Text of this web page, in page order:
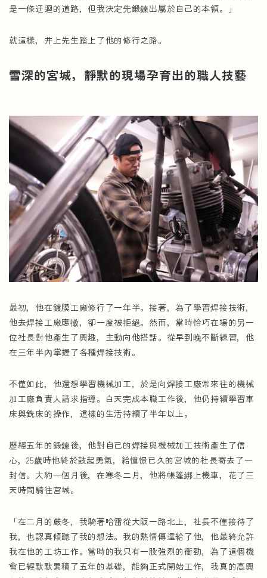
是一條迂迴的道路，但我決定先鍛鍊出屬於自己的本領。」
就這樣，井上先生踏上了他的修行之路。
雪深的宮城，靜默的現場孕育出的職人技藝
最初，他在鍍膜工廠修行了一年半。接著，為了學習焊接技術，
他去焊接工廠應徵，卻一度被拒絕。然而，當時恰巧在場的另一
位社長對他產生了興趣，主動向他搭話。從早到晚不斷練習，他
在三年半內掌握了各種焊接技術。
不僅如此，他還想學習機械加工，於是向焊接工廠常來往的機械
加工廠負責人請求指導。白天完成本職工作後，他仍持續學習車
床與銑床的操作，這樣的生活持續了半年以上。
歷經五年的鍛鍊後，他對自己的焊接與機械加工技術產生了信
心，25歲時他終於鼓起勇氣，給憧憬已久的宮城的社長寄去了一
封信。大約一個月後，在寒冬二月，他將帳篷綁上機車，花了三
天時間騎往宮城。
「在二月的嚴冬，我騎著哈雷從大阪一路北上，社長不僅接待了
我，也認真傾聽了我的想法。我的熱情傳達給了他，他最終允許
我在他的工坊工作。當時的我只有一股強烈的衝勁，為了這個機
會已經默默累積了五年的基礎，能夠正式開始工作，我真的高興